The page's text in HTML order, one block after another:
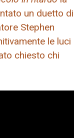
un duetto di
Stephen
le luci
chiesto chi